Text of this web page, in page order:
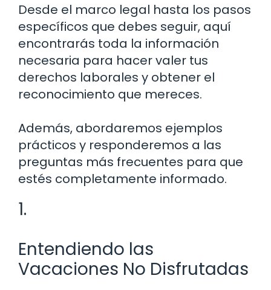
Desde el marco legal hasta los pasos
específicos que debes seguir, aquí
encontrarás toda la información
necesaria para hacer valer tus
derechos laborales y obtener el
reconocimiento que mereces.
Además, abordaremos ejemplos
prácticos y responderemos a las
preguntas más frecuentes para que
estés completamente informado.
1.
Entendiendo las
Vacaciones No Disfrutadas